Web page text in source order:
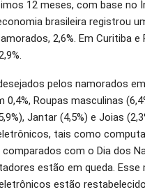
12 meses, com base no
brasileira registrou
2,6%. Em Curitiba
pelos namorados
Roupas masculinas
Jantar (4,5%) e Joias
tais como
com o Dia dos
estão em queda.
estão